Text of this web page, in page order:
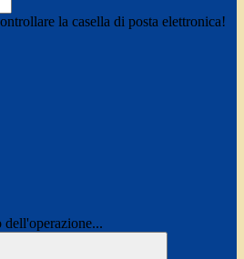
la casella di posta elettronica!
dell'operazione...